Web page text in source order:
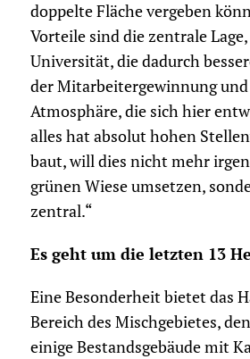
doppelte Fläche vergeben
Vorteile sind die zentrale
Universität, die dadurch
der Mitarbeitergewinnung
Atmosphäre, die sich hier
alles hat absolut hohen
baut, will dies nicht mehr
grünen Wiese umsetzen,
zentral.“
Es geht um die letzten 13
Eine Besonderheit bietet das
Bereich des Mischgebietes,
einige Bestandsgebäude mit